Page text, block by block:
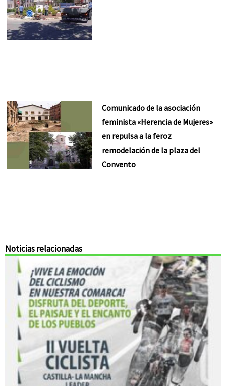
Comunicado de la asociación
feminista «Herencia de Mujeres»
en repulsa a la feroz
remodelación de la plaza del
Convento
Noticias relacionadas